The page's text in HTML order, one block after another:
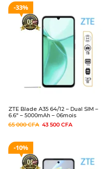
33%
ZTE Blade A35 64/12 – Dual SIM –
6.6″ – 5000mAh – 06mois
65 000CFA 43 500 CFA
10%